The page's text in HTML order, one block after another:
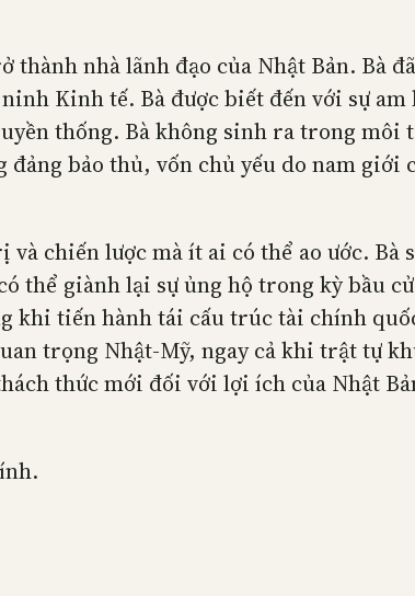
thành nhà lãnh đạo của Nhật Bản. Bà
Kinh tế. Bà được biết đến với sự
thống. Bà không sinh ra trong
bảo thủ, vốn chủ yếu do nam giới
chiến lược mà ít ai có thể ao ước. Bà
thể giành lại sự ủng hộ trong kỳ bầu
khi tiến hành tái cấu trúc tài chính
trọng Nhật-Mỹ, ngay cả khi trật tự
thức mới đối với lợi ích của Nhật